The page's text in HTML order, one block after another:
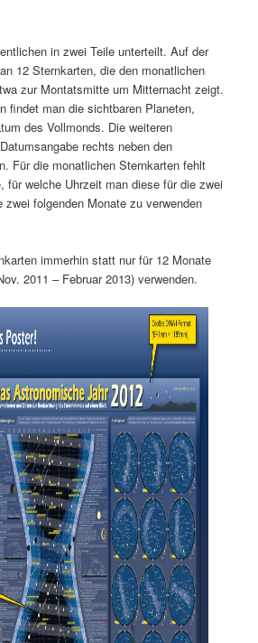
in zwei Teile unterteilt. Auf der
12 Sternkarten, die den monatlichen
zur Montatsmitte um Mitternacht zeigt.
findet man die sichtbaren Planeten,
des Vollmonds. Die weiteren
rechts neben den
Für die monatlichen Sternkarten fehlt
für welche Uhrzeit man diese für die zwei
zwei folgenden Monate zu verwenden
immerhin statt nur für 12 Monate
2011 – Februar 2013) verwenden.